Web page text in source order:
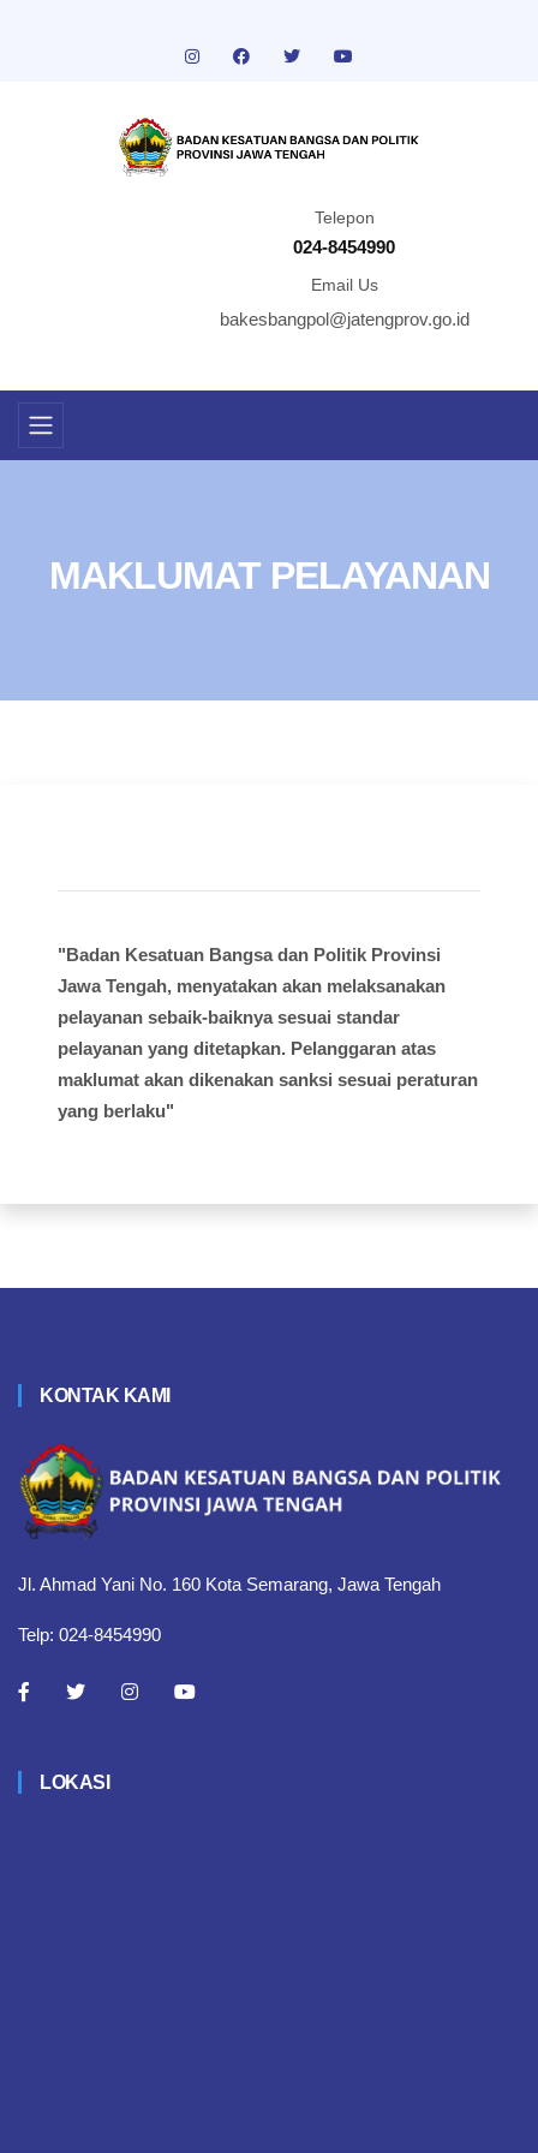
Telepon
024-8454990
Email Us
bakesbangpol@jatengprov.go.id
MAKLUMAT PELAYANAN
"Badan Kesatuan Bangsa dan Politik Provinsi
Jawa Tengah, menyatakan akan melaksanakan
pelayanan sebaik-baiknya sesuai standar
pelayanan yang ditetapkan. Pelanggaran atas
maklumat akan dikenakan sanksi sesuai peraturan
yang berlaku"
KONTAK KAMI
Jl. Ahmad Yani No. 160 Kota Semarang, Jawa Tengah
Telp: 024-8454990
LOKASI